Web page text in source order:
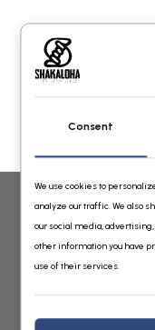
WOLLEN VESTEN
Consent
We use cookies to
analyze our traffic. We also
our social media,
other information you have
use of their services.